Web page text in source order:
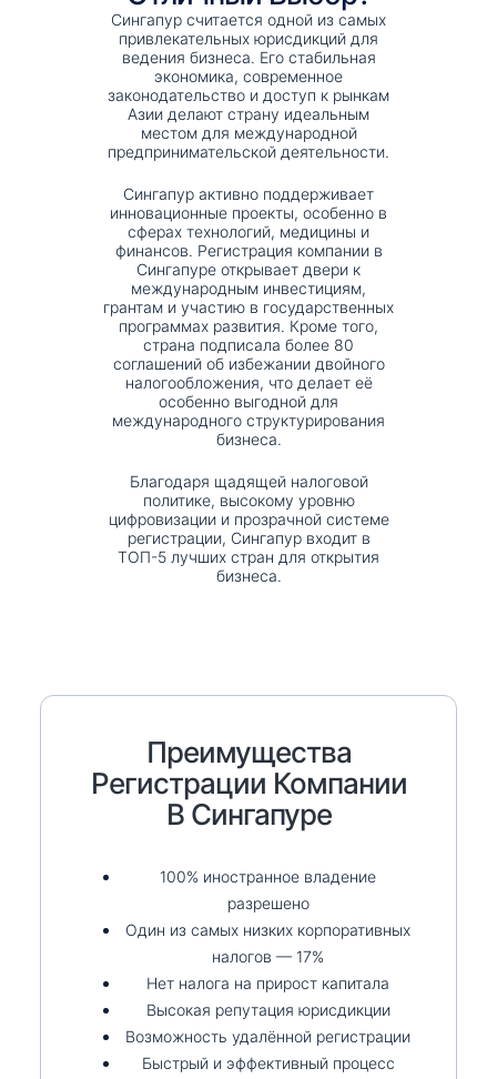
Сингапур считается одной из самых
привлекательных юрисдикций для
ведения бизнеса. Его стабильная
экономика, современное
законодательство и доступ к рынкам
Азии делают страну идеальным
местом для международной
предпринимательской деятельности.
Сингапур активно поддерживает
инновационные проекты, особенно в
сферах технологий, медицины и
финансов. Регистрация компании в
Сингапуре открывает двери к
международным инвестициям,
грантам и участию в государственных
программах развития. Кроме того,
страна подписала более 80
соглашений об избежании двойного
налогообложения, что делает её
особенно выгодной для
международного структурирования
бизнеса.
Благодаря щадящей налоговой
политике, высокому уровню
цифровизации и прозрачной системе
регистрации, Сингапур входит в
ТОП-5 лучших стран для открытия
бизнеса.
Преимущества
Регистрации Компании
В Сингапуре
100% иностранное владение
разрешено
Один из самых низких корпоративных
налогов — 17%
Нет налога на прирост капитала
Высокая репутация юрисдикции
Возможность удалённой регистрации
Быстрый и эффективный процесс